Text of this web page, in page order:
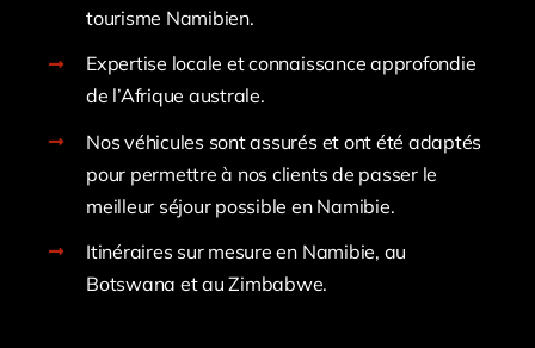
tourisme Namibien.
Expertise locale et connaissance approfondie
de l’Afrique australe.
Nos véhicules sont assurés et ont été adaptés
pour permettre à nos clients de passer le
meilleur séjour possible en Namibie.
Itinéraires sur mesure en Namibie, au
Botswana et au Zimbabwe.